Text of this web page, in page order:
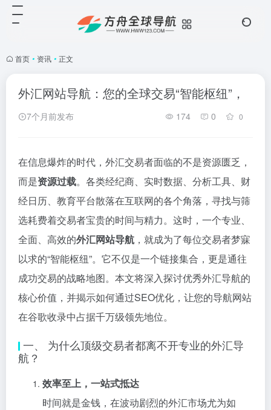
首页 • 资讯 • 正文
外汇网站导航：您的全球交易“智能枢纽”，
7个月前发布 174 0 0
在信息爆炸的时代，外汇交易者面临的不是资源匮乏，
而是资源过载。各类经纪商、实时数据、分析工具、财
经日历、教育平台散落在互联网的各个角落，寻找与筛
选耗费着交易者宝贵的时间与精力。这时，一个专业、
全面、高效的外汇网站导航 ，就成为了每位交易者梦寐
以求的“智能枢纽”。它不仅是一个链接集合，更是通往
成功交易的战略地图。本文将深入探讨优秀外汇导航的
核心价值，并揭示如何通过SEO优化，让您的导航网站
在谷歌收录中占据千万级领先地位。
一、 为什么顶级交易者都离不开专业的外汇导
航？
效率至上，一站式抵达
时间就是金钱，在波动剧烈的外汇市场尤为如